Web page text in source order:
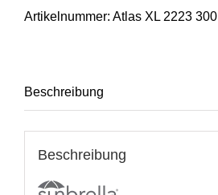
Artikelnummer: Atlas XL 2223 300
Beschreibung
Beschreibung